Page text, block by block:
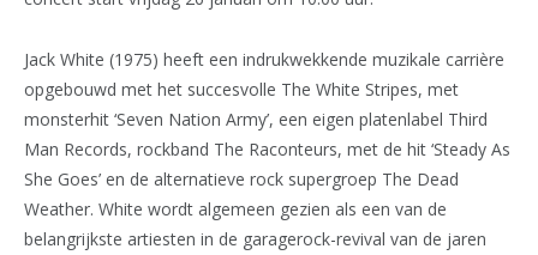
Jack White (1975) heeft een indrukwekkende muzikale carrière
opgebouwd met het succesvolle The White Stripes, met
monsterhit ‘Seven Nation Army’, een eigen platenlabel Third
Man Records, rockband The Raconteurs, met de hit ‘Steady As
She Goes’ en de alternatieve rock supergroep The Dead
Weather. White wordt algemeen gezien als een van de
belangrijkste artiesten in de garagerock-revival van de jaren